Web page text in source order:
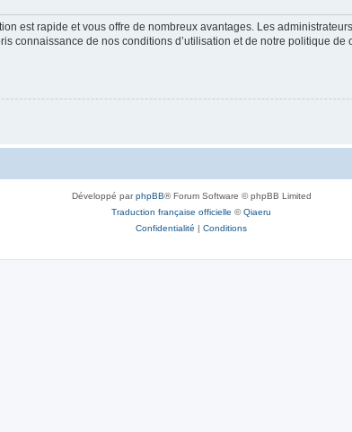
est rapide et vous offre de nombreux avantages. Les
connaissance de nos conditions d’utilisation et de notre politique
Développé parphpBB® Forum Software © phpBB Limited
Traduction française officielle ©Qiaeru
Confidentialité | Conditions